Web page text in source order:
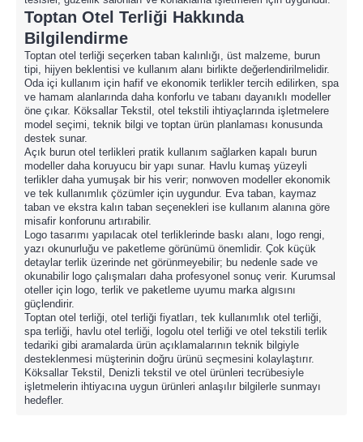
Toptan Otel Terliği Hakkında
Bilgilendirme
Toptan otel terliği seçerken taban kalınlığı, üst malzeme, burun
tipi, hijyen beklentisi ve kullanım alanı birlikte değerlendirilmelidir.
Oda içi kullanım için hafif ve ekonomik terlikler tercih edilirken, spa
ve hamam alanlarında daha konforlu ve tabanı dayanıklı modeller
öne çıkar. Köksallar Tekstil, otel tekstili ihtiyaçlarında işletmelere
model seçimi, teknik bilgi ve toptan ürün planlaması konusunda
destek sunar.
Açık burun otel terlikleri pratik kullanım sağlarken kapalı burun
modeller daha koruyucu bir yapı sunar. Havlu kumaş yüzeyli
terlikler daha yumuşak bir his verir; nonwoven modeller ekonomik
ve tek kullanımlık çözümler için uygundur. Eva taban, kaymaz
taban ve ekstra kalın taban seçenekleri ise kullanım alanına göre
misafir konforunu artırabilir.
Logo tasarımı yapılacak otel terliklerinde baskı alanı, logo rengi,
yazı okunurluğu ve paketleme görünümü önemlidir. Çok küçük
detaylar terlik üzerinde net görünmeyebilir; bu nedenle sade ve
okunabilir logo çalışmaları daha profesyonel sonuç verir. Kurumsal
oteller için logo, terlik ve paketleme uyumu marka algısını
güçlendirir.
Toptan otel terliği, otel terliği fiyatları, tek kullanımlık otel terliği,
spa terliği, havlu otel terliği, logolu otel terliği ve otel tekstili terlik
tedariki gibi aramalarda ürün açıklamalarının teknik bilgiyle
desteklenmesi müşterinin doğru ürünü seçmesini kolaylaştırır.
Köksallar Tekstil, Denizli tekstil ve otel ürünleri tecrübesiyle
işletmelerin ihtiyacına uygun ürünleri anlaşılır bilgilerle sunmayı
hedefler.